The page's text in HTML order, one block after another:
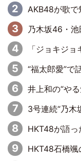
AKB48が歌で魅せた
乃木坂46・池田瑛紗と中西アルノが
「ジョキジョキと
“福太郎愛”で話題…乃木
井上和の“やる気フォ
3号連続“乃木坂46祭り” ラスト
HKT48が語った“15周年本
HKT48石橋颯の卒